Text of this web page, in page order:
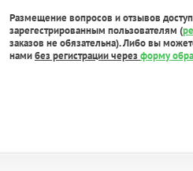
Размещение вопросов и отзывов
зарегестрированным пользователям (
заказов не обязательна). Либо вы
намибез регистрации через форму